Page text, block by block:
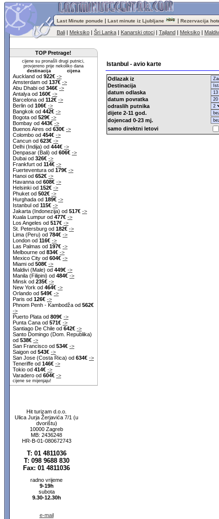
Last Minute ponude | Last minute iz Ljubljane | Rezervacija
Bali | Meksiko | Šri Lanka | Kanarski otoci | Tajland | Meksiko |
TOP Pretrage!
cijene su pronašli drugi putnici,
provjereno prije nekoliko dana
destinacija cijena
Auckland od 922€ ->
Amsterdam od 137€ ->
Abu Dhabi od 346€ ->
Antalya od 160€ ->
Barcelona od 112€ ->
Berlin od 106€ ->
Bangkok od 442€ ->
Bogota od 529€ ->
Bombay od 443€ ->
Buenos Aires od 630€ ->
Colombo od 454€ ->
Cancun od 623€ ->
Delhi (Indija) od 444€ ->
Denpasar (Bali) od 606€ ->
Dubai od 326€ ->
Frankfurt od 114€ ->
Fuerteventura od 179€ ->
Hanoi od 652€ ->
Havanna od 608€ ->
Helsinki od 152€ ->
Phuket od 502€ ->
Hurghada od 189€ ->
Istanbul od 115€ ->
Jakarta (Indonezija) od 517€ ->
Kuala Lumpur od 477€ ->
Los Angeles od 517€ ->
St. Petersburg od 182€ ->
Lima (Peru) od 784€ ->
London od 116€ ->
Las Palmas od 197€ ->
Melbourne od 834€ ->
Mexico City od 604€ ->
Miami od 508€ ->
Maldivi (Male) od 449€ ->
Manila (Filipini) od 484€ ->
Minsk od 235€ ->
New York od 464€ ->
Orlando od 549€ ->
Paris od 126€ ->
Phnom Penh - Kambodža od 562€
->
Puerto Plata od 809€ ->
Punta Cana od 571€ ->
Santiago De Chile od 642€ ->
Santo Domingo (Dom. Republika)
od 538€ ->
San Francisco od 534€ ->
Saigon od 543€ ->
San Jose (Costa Rica) od 634€ ->
Teneriffe od 146€ ->
Tokio od 414€ ->
Varadero od 604€ ->
cijene se mijenjaju!
Hit turizam d.o.o.
Ulica Jurja Žerjavića 7/1 (u
dvorištu)
10000 Zagreb
MB: 2436248
HR-B-01-080672743
T: 01 4811036
T: 098 9688 830
Fax: 01 4811036
radno vrijeme
9-19h
subota
9.30-12.30h
e-mail
Istanbul - avio karte
Odlazak iz
Destinacija
datum odlaska
datum povratka
odraslih putnika
dijete 2-11 god.
dojencad 0-23 mj.
samo direktni letovi